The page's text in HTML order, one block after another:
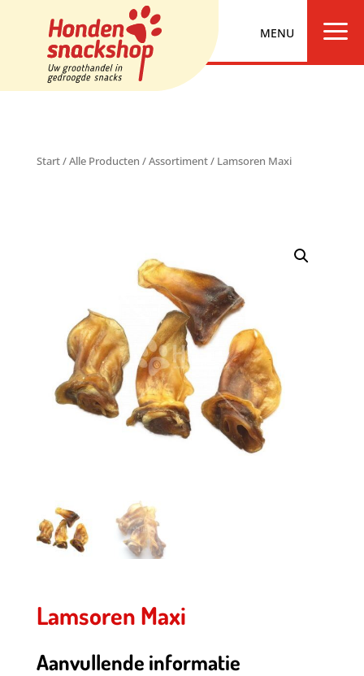
a
Start/Alle Producten /Assortiment/ Lamsoren Maxi
Lamsoren Maxi
Aanvullende informatie